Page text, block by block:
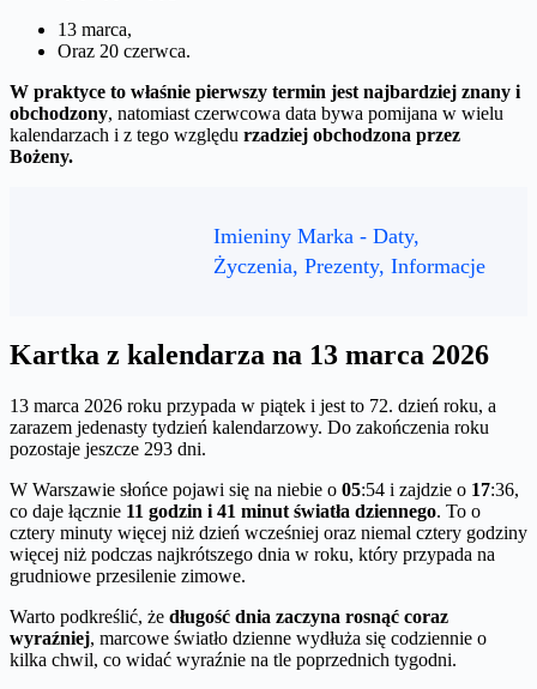
13 marca,
Oraz 20 czerwca.
W praktyce to właśnie pierwszy termin jest najbardziej znany i
obchodzony, natomiast czerwcowa data bywa pomijana w wielu
kalendarzach i z tego względu rzadziej obchodzona przez
Bożeny.
Imieniny Marka - Daty,
Życzenia, Prezenty, Informacje
Kartka z kalendarza na 13 marca 2026
13 marca 2026 roku przypada w piątek i jest to 72. dzień roku, a
zarazem jedenasty tydzień kalendarzowy. Do zakończenia roku
pozostaje jeszcze 293 dni.
W Warszawie słońce pojawi się na niebie o 05:54 i zajdzie o 17:36,
co daje łącznie 11 godzin i 41 minut światła dziennego. To o
cztery minuty więcej niż dzień wcześniej oraz niemal cztery godziny
więcej niż podczas najkrótszego dnia w roku, który przypada na
grudniowe przesilenie zimowe.
Warto podkreślić, że długość dnia zaczyna rosnąć coraz
wyraźniej, marcowe światło dzienne wydłuża się codziennie o
kilka chwil, co widać wyraźnie na tle poprzednich tygodni.